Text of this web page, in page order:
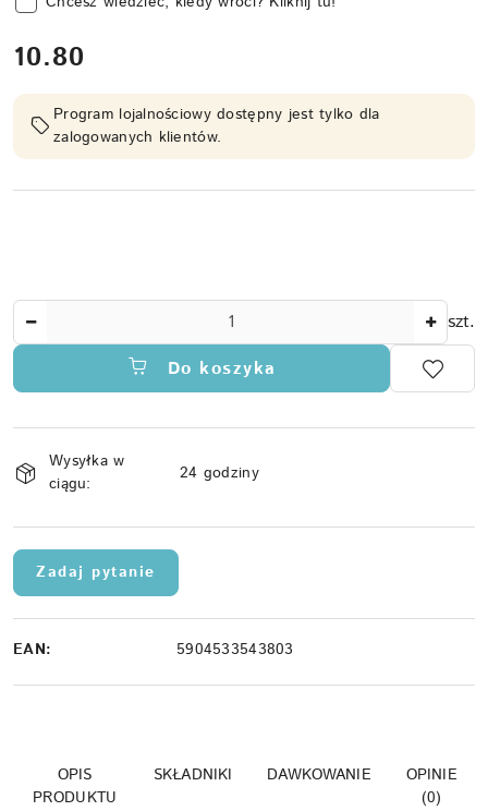
cena:
10.80
Program lojalnościowy dostępny jest tylko dla
zalogowanych klientów.
szt.
Do koszyka
i
dostawa
Wysyłka w
ciągu:
24 godziny
Zadaj pytanie
EAN: 5904533543803
OPIS
PRODUKTU
SKŁADNIKI DAWKOWANIE
OPINIE
(0)